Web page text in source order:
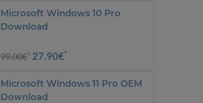
Microsoft Windows 10 Pro
Download
99.00€* 27.90€*
Microsoft Windows 11 Pro OEM
Download